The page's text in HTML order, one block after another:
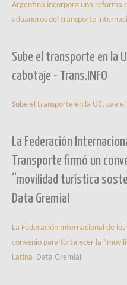
Argentina incorpora una reforma
aduaneros del transporte
Sube el transporte en la
cabotaje - Trans.INFO
Sube el transporte en la UE, cae
La Federación
Transporte firmó un
“movilidad turística
Data Gremial
La Federación Internacional de
convenio para fortalecer la
Latina Data Gremial